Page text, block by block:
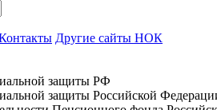
Другие сайты НОК
защиты РФ
защиты Российской